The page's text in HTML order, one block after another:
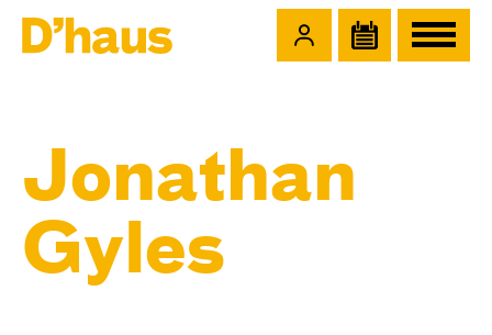
Jonathan
Gyles